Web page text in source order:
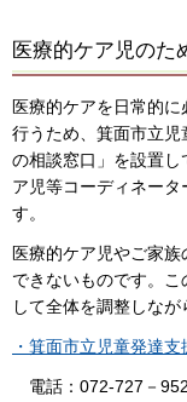
医療的ケア児のた
医療的ケアを日常的
行うため、箕面市立
の相談窓口」を設置
ア児等コーディネー
す。
医療的ケア児やご家
できないものです。
して全体を調整しなが
・箕面市立児童発達
電話：072-727－